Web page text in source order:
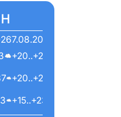
7.08.2026
+20..+22
+20..+24
+15..+23